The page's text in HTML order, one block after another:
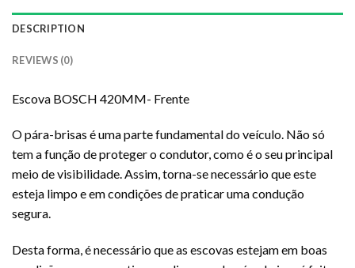
DESCRIPTION
REVIEWS (0)
Escova BOSCH 420MM- Frente
O pára-brisas é uma parte fundamental do veículo. Não só
tem a função de proteger o condutor, como é o seu principal
meio de visibilidade. Assim, torna-se necessário que este
esteja limpo e em condições de praticar uma condução
segura.
Desta forma, é necessário que as escovas estejam em boas